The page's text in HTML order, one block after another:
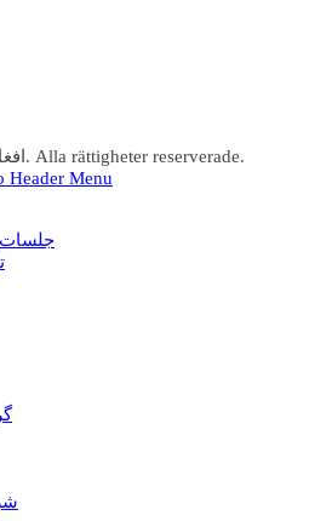
Copyright © افغانها در سویدن. Alla rättigheter reserverade.
جلسات